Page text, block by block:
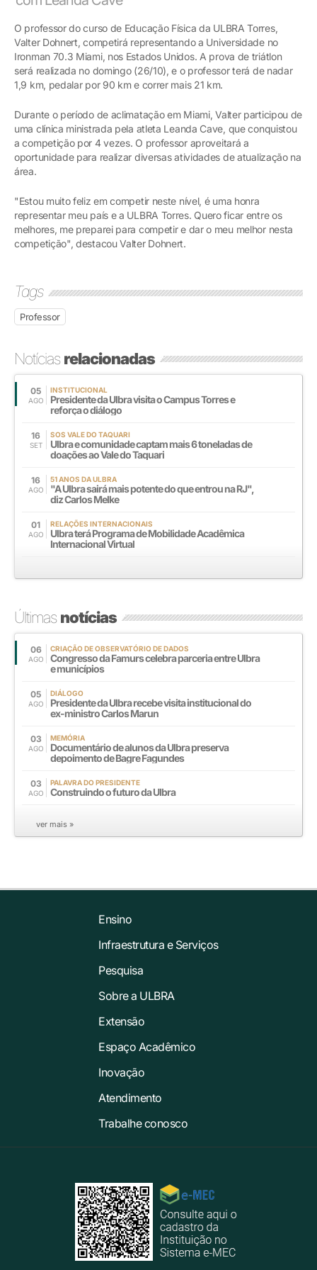
O professor do curso de Educação Física da ULBRA Torres,
Valter Dohnert, competirá representando a Universidade no
Ironman 70.3 Miami, nos Estados Unidos. A prova de triátlon
será realizada no domingo (26/10), e o professor terá de nadar
1,9 km, pedalar por 90 km e correr mais 21 km.
Durante o período de aclimatação em Miami, Valter participou de
uma clínica ministrada pela atleta Leanda Cave, que conquistou
a competição por 4 vezes. O professor aproveitará a
oportunidade para realizar diversas atividades de atualização na
área.
"Estou muito feliz em competir neste nível, é uma honra
representar meu país e a ULBRA Torres. Quero ficar entre os
melhores, me preparei para competir e dar o meu melhor nesta
competição", destacou Valter Dohnert.
Tags
Professor
Notíciasrelacionadas
05
AGO
INSTITUCIONAL
Presidente da Ulbra visita o Campus Torres e
reforça o diálogo
16
SET
SOS VALE DO TAQUARI
Ulbra e comunidade captam mais 6 toneladas de
doações ao Vale do Taquari
16
AGO
51 ANOS DA ULBRA
"A Ulbra sairá mais potente do que entrou na RJ",
diz Carlos Melke
01
AGO
RELAÇÕES INTERNACIONAIS
Ulbra terá Programa de Mobilidade Acadêmica
Internacional Virtual
Últimasnotícias
06
AGO
CRIAÇÃO DE OBSERVATÓRIO DE DADOS
Congresso da Famurs celebra parceria entre Ulbra
e municípios
05
AGO
DIÁLOGO
Presidente da Ulbra recebe visita institucional do
ex-ministro Carlos Marun
03
AGO
MEMÓRIA
Documentário de alunos da Ulbra preserva
depoimento de Bagre Fagundes
03
AGO
PALAVRA DO PRESIDENTE
Construindo o futuro da Ulbra
ver mais »
Ensino
Infraestrutura e Serviços
Pesquisa
Sobre a ULBRA
Extensão
Espaço Acadêmico
Inovação
Atendimento
Trabalhe conosco